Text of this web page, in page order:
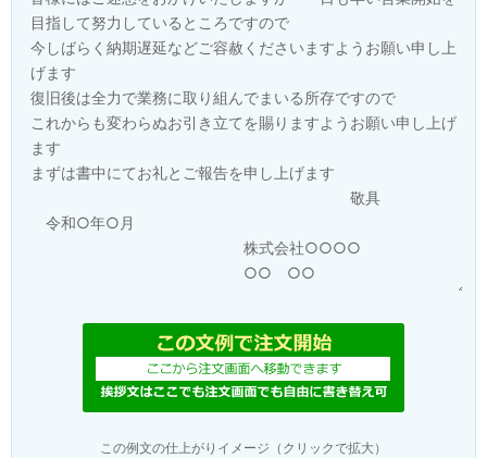
この例文の仕上がりイメージ（クリックで拡大）